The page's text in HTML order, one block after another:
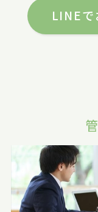
LINEで